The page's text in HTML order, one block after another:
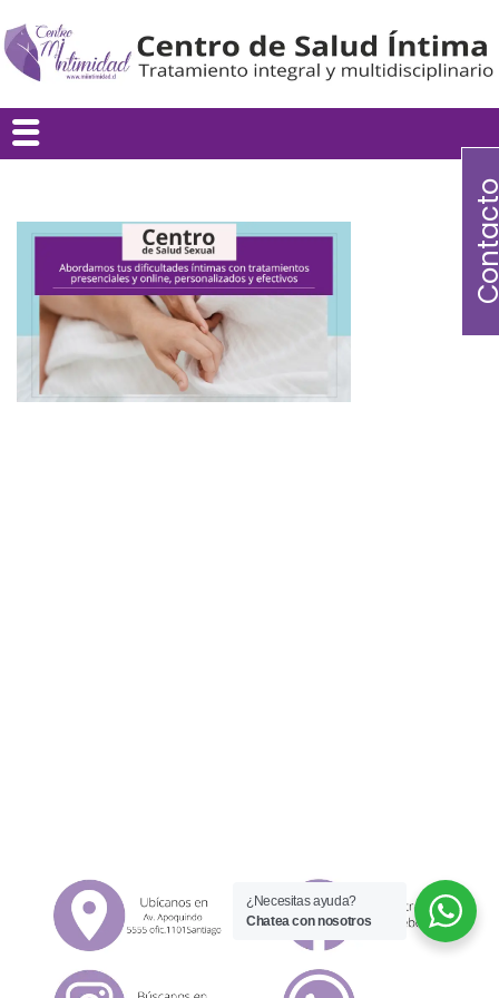
¿Necesitas ayuda?
Chatea con nosotros